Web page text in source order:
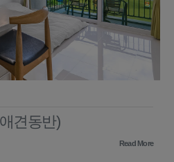
견동반)
Read More